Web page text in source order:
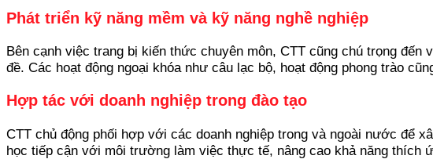
Phát triển kỹ năng mềm và kỹ năng nghề nghiệp
Bên cạnh việc trang bị kiến thức chuyên môn, CTT cũng chú trọng
đề. Các hoạt động ngoại khóa như câu lạc bộ, hoạt động phong trào
Hợp tác với doanh nghiệp trong đào tạo
CTT chủ động phối hợp với các doanh nghiệp trong và ngoài nước để
học tiếp cận với môi trường làm việc thực tế, nâng cao khả năng thích